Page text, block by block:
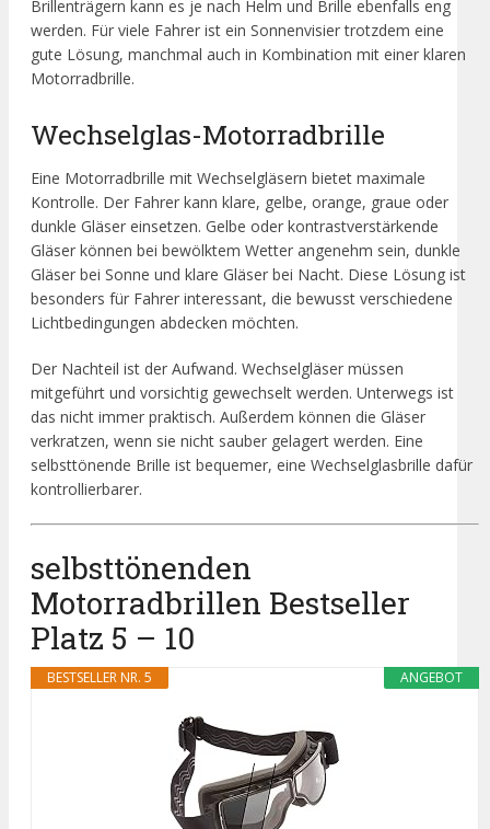
Brillenträgern kann es je nach Helm und Brille ebenfalls eng
werden. Für viele Fahrer ist ein Sonnenvisier trotzdem eine
gute Lösung, manchmal auch in Kombination mit einer klaren
Motorradbrille.
Wechselglas-Motorradbrille
Eine Motorradbrille mit Wechselgläsern bietet maximale
Kontrolle. Der Fahrer kann klare, gelbe, orange, graue oder
dunkle Gläser einsetzen. Gelbe oder kontrastverstärkende
Gläser können bei bewölktem Wetter angenehm sein, dunkle
Gläser bei Sonne und klare Gläser bei Nacht. Diese Lösung ist
besonders für Fahrer interessant, die bewusst verschiedene
Lichtbedingungen abdecken möchten.
Der Nachteil ist der Aufwand. Wechselgläser müssen
mitgeführt und vorsichtig gewechselt werden. Unterwegs ist
das nicht immer praktisch. Außerdem können die Gläser
verkratzen, wenn sie nicht sauber gelagert werden. Eine
selbsttönende Brille ist bequemer, eine Wechselglasbrille dafür
kontrollierbarer.
selbsttönenden
Motorradbrillen Bestseller
Platz 5 – 10
ANGEBOT
BESTSELLER NR. 5